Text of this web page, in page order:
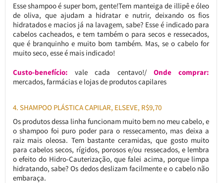
Esse shampoo é super bom, gente!Tem manteiga de illipê e óleo
de oliva, que ajudam a hidratar e nutrir, deixando os fios
hidratados e macios já na lavagem, sabe? Esse é indicado para
cabelos cacheados, e tem também o para secos e ressecados,
que é branquinho e muito bom também. Mas, se o cabelo for
muito seco, esse é mais indicado!
Custo-benefício: vale cada centavo!/Onde comprar:
mercados, farmácias e lojas de produtos capilares
4. SHAMPOO PLÁSTICA CAPILAR, ELSEVE, R$9,70
Os produtos dessa linha funcionam muito bem no meu cabelo, e
o shampoo foi puro poder para o ressecamento, mas deixa a
raiz mais oleosa. Tem bastante ceramidas, que gosto muito
para cabelos secos, rígidos, porosos e/ou ressecados, e lembra
o efeito do Hidro-Cauterização, que falei acima, porque limpa
hidratando, sabe? Os dedos deslizam facilmente e o cabelo não
embaraça.